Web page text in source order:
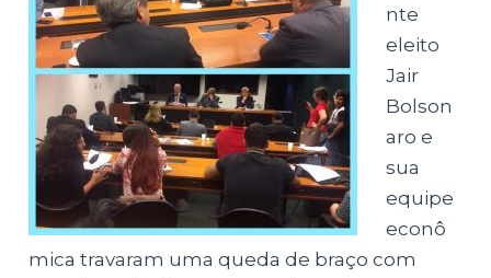
nte
eleito
Jair
Bolson
aro e
sua
equipe
econô
mica travaram uma queda de braço com